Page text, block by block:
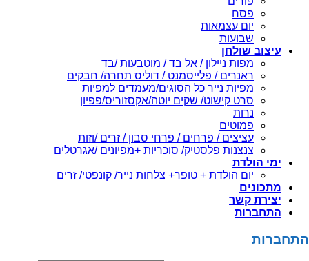
פסח
יום עצמאות
שבועות
עיצוב שולחן
מפות ניילון / אל בד / מוטבעות /בד
ראנרים / פלייסמנט / דוליס תחרה/ חבקים
מפיות נייר כל הסוגים/מעמדים למפיות
סרט קישוט/ שקים יוטה/אקסזוריס/פפיון
נרות
פמוטים
עציצים / פרחים / פרחי סבון / זרים /וזות
צנצנות פלסטיק/ סוכריות +מפיונים /אגרטלים
ימי הולדת
יום הולדת + טופר+ צלחות נייר/ קונפטי/ זרים
מתכונים
יצירת קשר
התחברות
התחברות